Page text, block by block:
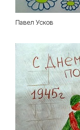
Павел Усков